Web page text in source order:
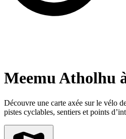
Meemu Atholhu
Découvre une carte axée sur le vélo
pistes cyclables, sentiers et points